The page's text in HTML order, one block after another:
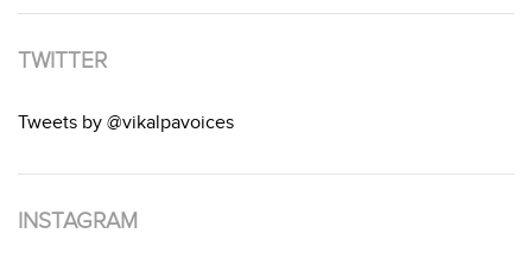
TWITTER
Tweets by @vikalpavoices
INSTAGRAM